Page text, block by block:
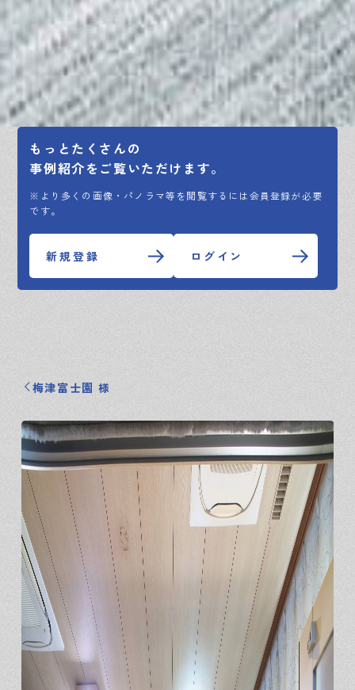
もっとたくさんの
事例紹介をご覧いただけます。
※より多くの画像・パノラマ等を閲覧するには会員登録が必要
です。
新規登録 ログイン
梅津富士園 様